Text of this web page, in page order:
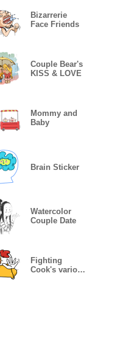
Bizarrerie
Face Friends
Couple Bear's
KISS & LOVE
Mommy and
Baby
Brain Sticker
Watercolor
Couple Date
Fighting
Cook's various